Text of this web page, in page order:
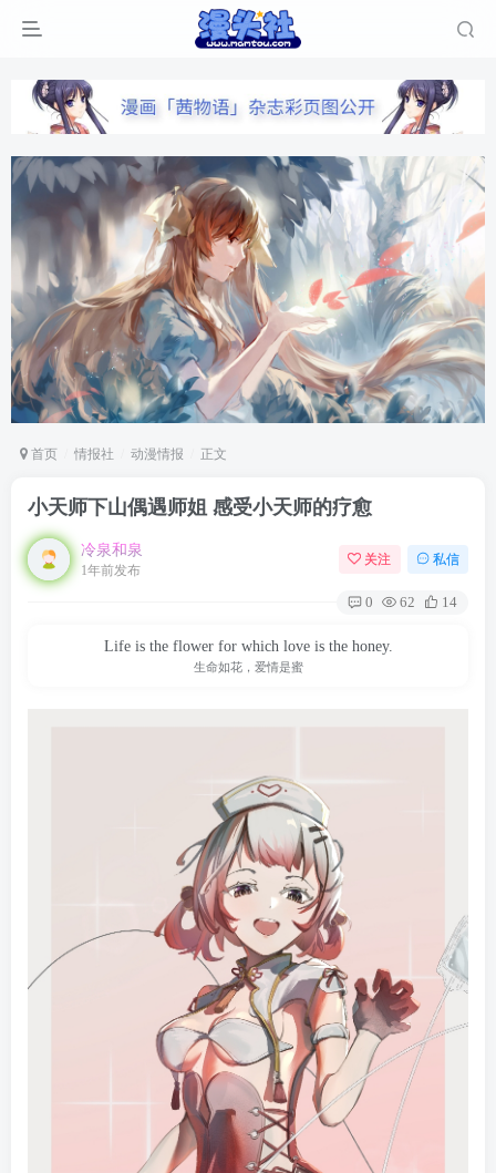
首页 情报社 动漫情报 正文
小天师下山偶遇师姐 感受小天师的疗愈
冷泉和泉
1年前发布
关注 私信
0 62 14
Life is the flower for which love is the honey.
生命如花，爱情是蜜